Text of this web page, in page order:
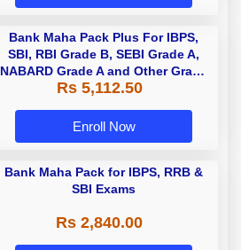
Bank Maha Pack Plus For IBPS,
SBI, RBI Grade B, SEBI Grade A,
NABARD Grade A and Other Grade
A & Grade B Bank Exams
Rs 5,112.50
Enroll Now
Bank Maha Pack for IBPS, RRB &
SBI Exams
Rs 2,840.00